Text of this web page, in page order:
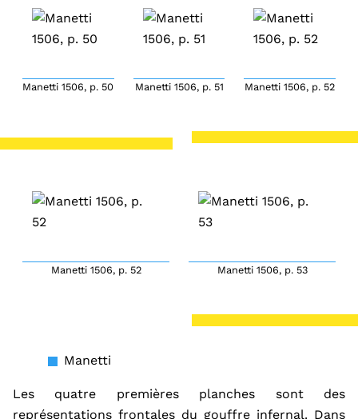
Manetti 1506, p. 50 Manetti 1506, p. 51 Manetti 1506, p. 52
Manetti 1506, p. 52 Manetti 1506, p. 53
Manetti
Les quatre premières planches sont des
représentations frontales du gouffre infernal. Dans